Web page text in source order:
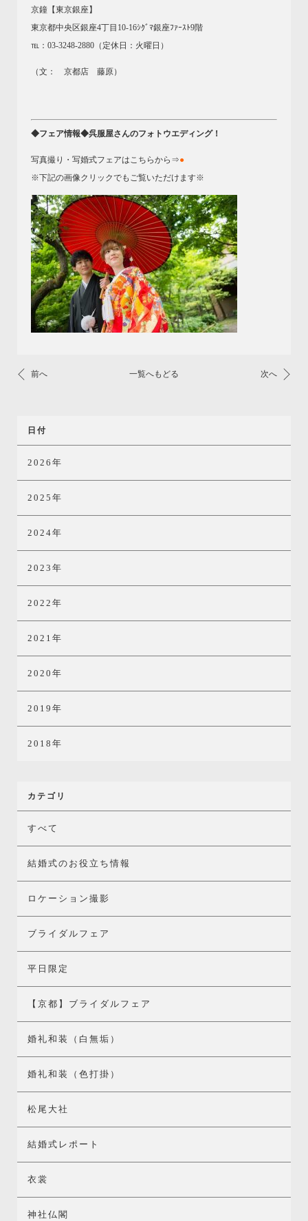
京鐘【東京銀座】
東京都中央区銀座4丁目10-16ｼｸﾞﾏ銀座ﾌｧｰｽﾄ9階
℡：03-3248-2880（定休日：火曜日）
（文： 京都店 藤原）
◆フェア情報◆呉服屋さんのフォトウエディング！
写真撮り・写婚式フェアはこちらから⇒●
※下記の画像クリックでもご覧いただけます※
前へ 一覧へもどる 次へ
日付
2026年
2025年
2024年
2023年
2022年
2021年
2020年
2019年
2018年
カテゴリ
すべて
結婚式のお役立ち情報
ロケーション撮影
ブライダルフェア
平日限定
【京都】ブライダルフェア
婚礼和装（白無垢）
婚礼和装（色打掛）
松尾大社
結婚式レポート
衣裳
神社仏閣